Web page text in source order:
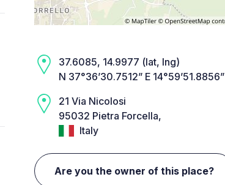
37.6085, 14.9977 (lat, lng)
N 37°36’30.7512” E 14°59’51.8856”
21 Via Nicolosi
95032 Pietra Forcella,
Italy
Are you the owner of this place?